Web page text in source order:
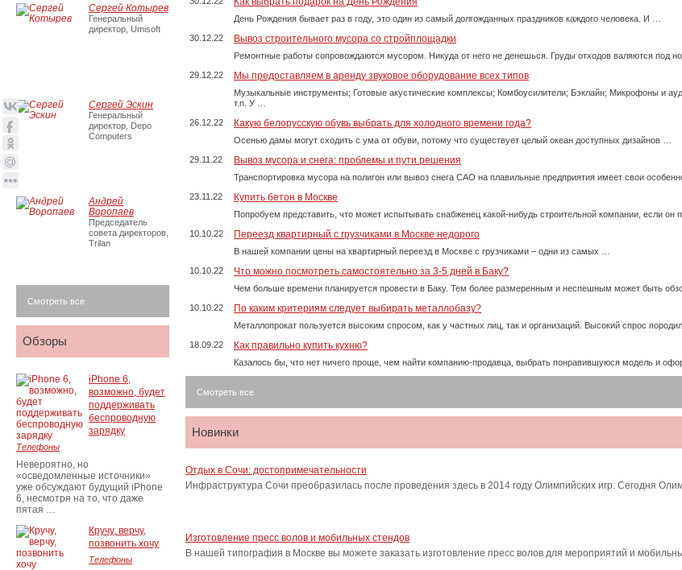
День Рождения бывает раз в году, это один из самый долгожданных праздников каждого человека. И …
30.12.22
Вывоз строительного мусора со стройплощадки
Ремонтные работы сопровождаются мусором. Никуда от него не денешься. Груды отходов валяются под
29.12.22
Мы предоставляем в аренду звуковое оборудование всех типов
Музыкальные инструменты; Готовые акустические комплексы; Комбоусилители; Бэклайн; Микрофоны и
т.п. У …
26.12.22
Какую белорусскую обувь выбрать для холодного времени года?
Осенью дамы могут сходить с ума от обуви, потому что существует целый океан доступных дизайнов …
29.11.22
Вывоз мусора и снега: проблемы и пути решения
Транспортировка мусора на полигон или вывоз снега САО на плавильные предприятия имеет свои
23.11.22
Купить бетон в Москве
Попробуем представить, что может испытывать снабженец какой-нибудь строительной компании, если он
10.10.22
Переезд квартирный с грузчиками в Москве недорого
В нашей компании цены на квартирный переезд в Москве с грузчиками – одни из самых …
10.10.22
Что можно посмотреть самостоятельно за 3-5 дней в Баку?
Чем больше времени планируется провести в Баку. Тем более размеренным и неспешным может быть
10.10.22
По каким критериям следует выбирать металлобазу?
Металлопрокат пользуется высоким спросом, как у частных лиц, так и организаций. Высокий спрос
18.09.22
Как правильно купить кухню?
Казалось бы, что нет ничего проще, чем найти компанию-продавца, выбрать понравившуюся модель и
Смотреть все
Новинки
Отдых в Сочи: достопримечательности
Инфраструктура Сочи преобразилась после проведения здесь в 2014 году Олимпийских игр. Сегодня
Изготовление пресс волов и мобильных стендов
В нашей типография в Москве вы можете заказать изготовление пресс волов для мероприятий и
Сергей Котырев
Генеральный
директор, Umisoft
Сергей Эскин
Генеральный
директор, Depo
Computers
Андрей
Воропаев
Председатель
совета директоров,
Trilan
Смотреть все
Обзоры
iPhone 6,
возможно, будет
поддерживать
беспроводную
зарядку
Телефоны
Невероятно, но
«осведомленные источники»
уже обсуждают будущий iPhone
6, несмотря на то, что даже
пятая …
Кручу, верчу,
позвонить хочу
Телефоны